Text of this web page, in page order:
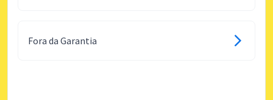
Fora da Garantia